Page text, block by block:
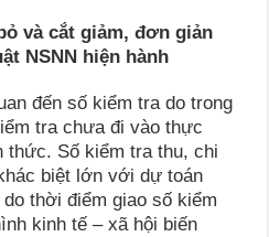
và cắt giảm, đơn giản
NSNN hiện hành
đến số kiểm tra do trong
tra chưa đi vào thực
thức. Số kiểm tra thu, chi
biệt lớn với dự toán
thời điểm giao số kiểm
kinh tế – xã hội biến